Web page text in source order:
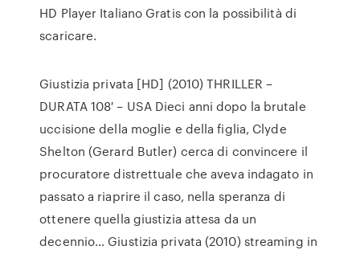
HD Player Italiano Gratis con la possibilità di
scaricare.
Giustizia privata [HD] (2010) THRILLER –
DURATA 108′ – USA Dieci anni dopo la brutale
uccisione della moglie e della figlia, Clyde
Shelton (Gerard Butler) cerca di convincere il
procuratore distrettuale che aveva indagato in
passato a riaprire il caso, nella speranza di
ottenere quella giustizia attesa da un
decennio… Giustizia privata (2010) streaming in